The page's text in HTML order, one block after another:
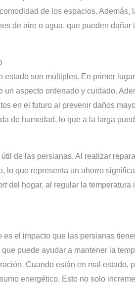
de los espacios. Además,
de aire o agua, que pueden dañar
son múltiples. En primer
aspecto ordenado y cuidado.
en el futuro al prevenir daños
de humedad, lo que a la larga
de las persianas. Al realizar
lo que representa un ahorro
del hogar, al regular la temperatura
el impacto que las persianas
puede ayudar a mantener la
Cuando están en mal estado,
energético. Esto no solo